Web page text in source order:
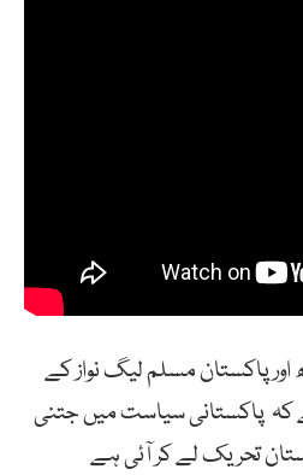
اور پاکستان مسلم لیگ نواز کے
کہ پاکستانی سیاست میں جتنی
تحریک لے کر آئی ہے